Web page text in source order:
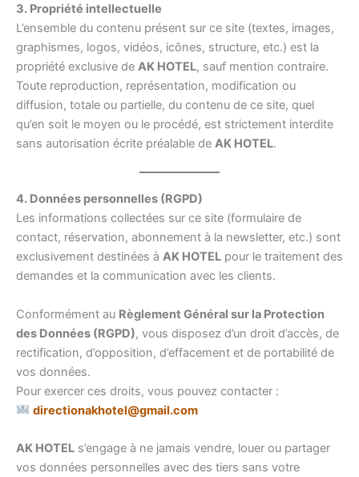
3. Propriété intellectuelle
L’ensemble du contenu présent sur ce site (textes, images,
graphismes, logos, vidéos, icônes, structure, etc.) est la
propriété exclusive de AK HOTEL, sauf mention contraire.
Toute reproduction, représentation, modification ou
diffusion, totale ou partielle, du contenu de ce site, quel
qu’en soit le moyen ou le procédé, est strictement interdite
sans autorisation écrite préalable de AK HOTEL.
4. Données personnelles (RGPD)
Les informations collectées sur ce site (formulaire de
contact, réservation, abonnement à la newsletter, etc.) sont
exclusivement destinées à AK HOTEL pour le traitement des
demandes et la communication avec les clients.
Conformément au Règlement Général sur la Protection
des Données (RGPD), vous disposez d’un droit d’accès, de
rectification, d’opposition, d’effacement et de portabilité de
vos données.
Pour exercer ces droits, vous pouvez contacter :
directionakhotel@gmail.com
AK HOTEL s’engage à ne jamais vendre, louer ou partager
vos données personnelles avec des tiers sans votre